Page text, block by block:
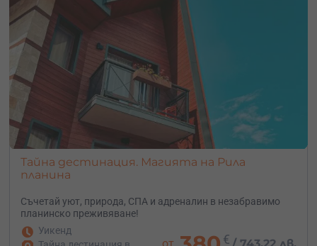
Тайна дестинация. Магията на Рила
планина
Съчетай уют, природа, СПА и адреналин в незабравимо
планинско преживяване!
Уикенд
€